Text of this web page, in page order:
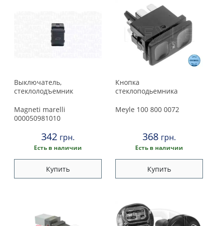
Выключатель,
стеклолодъемник
Magneti marelli
000050981010
342 грн.
Есть в наличии
Купить
Кнопка
стеклоподьемника
Meyle 100 800 0072
368 грн.
Есть в наличии
Купить